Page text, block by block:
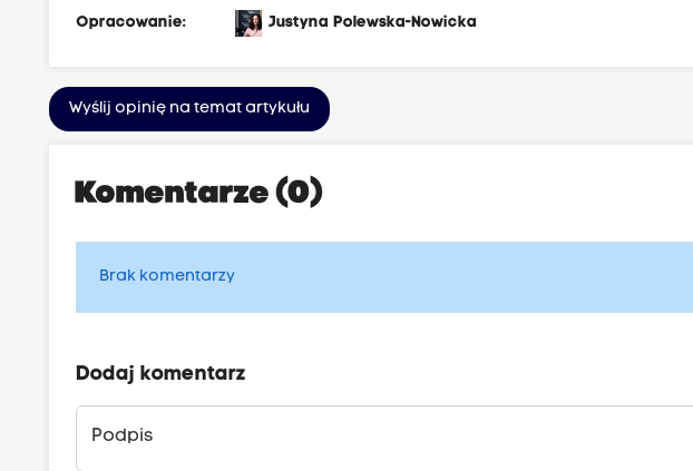
Opracowanie:
Justyna Polewska-Nowicka
Wyślij opinię na temat artykułu
Komentarze (0)
Brak komentarzy
Dodaj komentarz
Podpis